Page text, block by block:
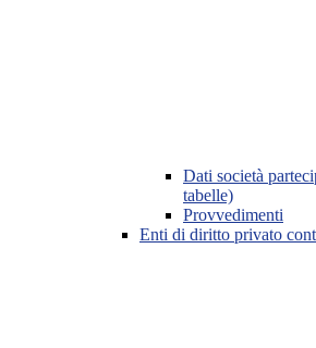
Dati società
tabelle)
Provvedimenti
Enti di diritto privato